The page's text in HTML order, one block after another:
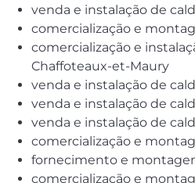
venda e instalação de
comercialização e
comercialização e
Chaffoteaux-et-Maury
venda e instalação de
venda e instalação de
venda e instalação de
comercialização e
fornecimento e
comercialização e